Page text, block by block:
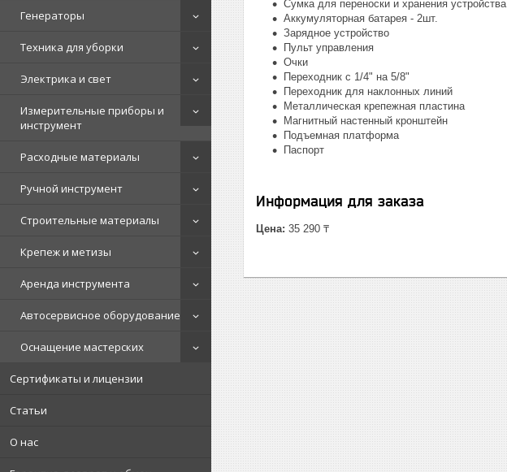
Генераторы
Техника для уборки
Электрика и свет
Измерительные приборы и
инструмент
Расходные материалы
Ручной инструмент
Строительные материалы
Крепеж и метизы
Аренда инструмента
Автосервисное оборудование
Оснащение мастерских
Сертификаты и лицензии
Статьи
О нас
Сумка для переноски и хранения устройства
Аккумуляторная батарея - 2шт.
Зарядное устройство
Пульт управления
Очки
Переходник с 1/4" на 5/8"
Переходник для наклонных линий
Металлическая крепежная пластина
Магнитный настенный кронштейн
Подъемная платформа
Паспорт
Информация для заказа
Цена: 35 290 ₸